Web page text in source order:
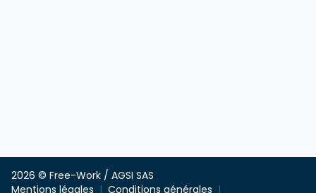
2026 © Free-Work / AGSI SAS
Mentions légales
Conditions générales